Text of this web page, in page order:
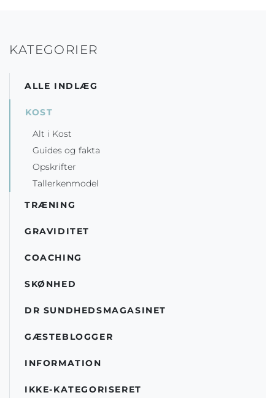
KATEGORIER
ALLE INDLÆG
KOST
Alt i Kost
Guides og fakta
Opskrifter
Tallerkenmodel
TRÆNING
GRAVIDITET
COACHING
SKØNHED
DR SUNDHEDSMAGASINET
GÆSTEBLOGGER
INFORMATION
IKKE-KATEGORISERET